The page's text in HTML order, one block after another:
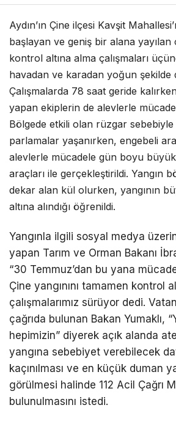
Aydın’ın Çine ilçesi Kavşit
başlayan ve geniş bir alana yayılan
kontrol altına alma çalışmaları
havadan ve karadan yoğun şekilde
Çalışmalarda 78 saat geride
yapan ekiplerin de alevlerle
Bölgede etkili olan rüzgar
parlamalar yaşanırken, engebeli
alevlerle mücadele gün boyu
araçları ile gerçekleştirildi. Yangın
dekar alan kül olurken, yangının
altına alındığı öğrenildi.
Yangınla ilgili sosyal medya
yapan Tarım ve Orman Bakanı
“30 Temmuz’dan bu yana
Çine yangınını tamamen kontrol
çalışmalarımız sürüyor dedi.
çağrıda bulunan Bakan Yumaklı,
hepimizin” diyerek açık alanda
yangına sebebiyet verebilecek
kaçınılması ve en küçük duman
görülmesi halinde 112 Acil Çağrı
bulunulmasını istedi.